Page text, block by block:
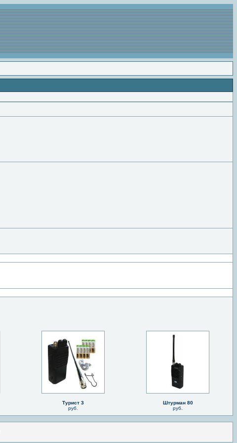
Турист 3
руб.
Штурман 80
руб.